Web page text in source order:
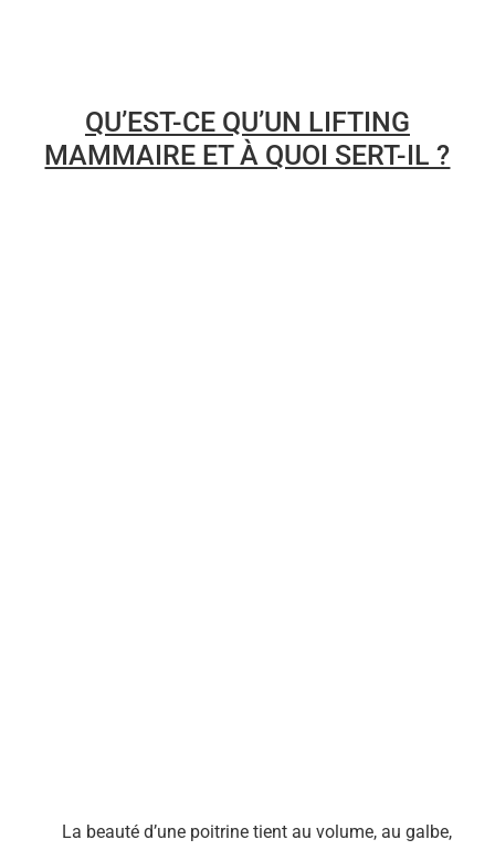
QU’EST-CE QU’UN LIFTING
MAMMAIRE ET À QUOI SERT-IL ?
La beauté d’une poitrine tient au volume, au galbe,